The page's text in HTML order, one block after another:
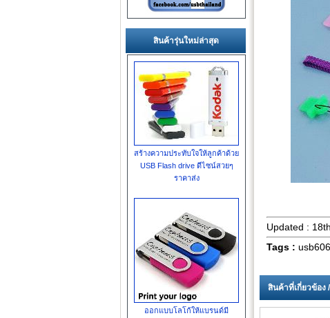
Updated :
Tags :
สินค้าที่เกี่ยวข้อง
สินค้ารุ่นใหม่ล่าสุด
สร้างความประทับใจให้ลูกค้าด้วย
USB Flash drive ดีไซน์สวยๆ
ราคาส่ง
ออกแบบโลโก้ให้แบรนด์มี